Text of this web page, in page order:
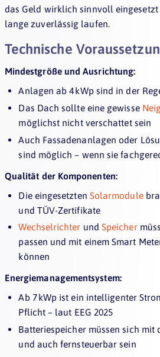
das Geld wirklich sinnvoll
lange zuverlässig laufen.
Technische
Mindestgröße und Ausrichtung:
Anlagen ab 4 kWp sind in der
Das Dach sollte eine gewisse
möglichst nicht verschattet sein
Auch Fassadenanlagen oder
sind möglich – wenn sie
Qualität der Komponenten:
Die eingesetzten Solarmodule
und TÜV-Zertifikate
Wechselrichter und Speicher
passen und mit einem Smart
können
Energiemanagementsystem:
Ab 7 kWp ist ein intelligenter
Pflicht – laut EEG 2025
Batteriespeicher müssen sich mit
und auch fernsteuerbar sein